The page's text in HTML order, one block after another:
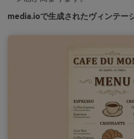
media.ioで生成されたヴィンテー